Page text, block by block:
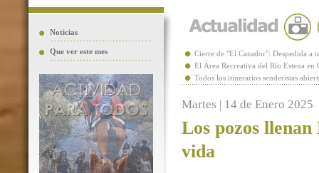
Noticias
Que ver este mes
Cierre de "El Cazador": Despedida a
El Área Recreativa del Río Estena
Todos los itinerarios senderistas
Martes | 14 de Enero 2025
Los pozos
vida